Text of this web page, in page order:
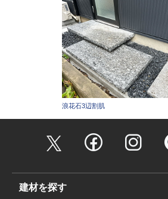
浪花石3辺割肌
建材を探す